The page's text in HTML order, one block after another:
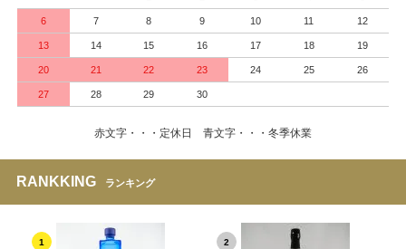
6 7 8 9 10 11 12
13 14 15 16 17 18 19
20 21 22 23 24 25 26
27 28 29 30
赤文字・・・定休日 青文字・・・冬季休業
RANKKING ランキング
1 2